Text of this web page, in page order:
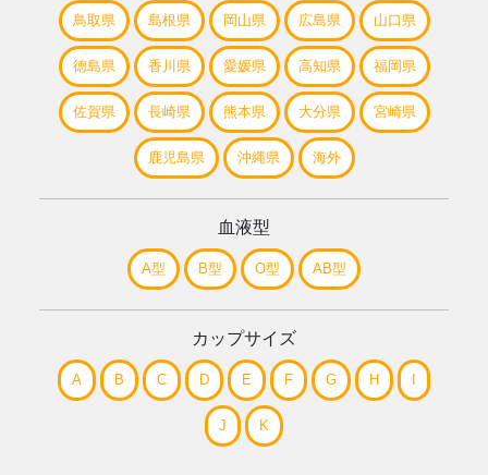
鳥取県 島根県 岡山県 広島県 山口県
徳島県 香川県 愛媛県 高知県 福岡県
佐賀県 長崎県 熊本県 大分県 宮崎県
鹿児島県 沖縄県 海外
血液型
A型 B型 O型 AB型
カップサイズ
A B C D E F G H
J K